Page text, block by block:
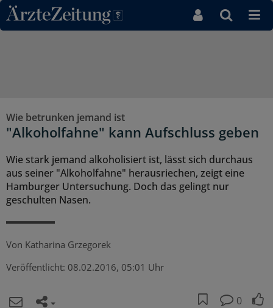
Direkt zum Inhaltsbereich
Wie betrunken jemand ist
"Alkoholfahne" kann Aufschluss geben
Wie stark jemand alkoholisiert ist, lässt sich durchaus
aus seiner "Alkoholfahne" herausriechen, zeigt eine
Hamburger Untersuchung. Doch das gelingt nur
geschulten Nasen.
Von Katharina Grzegorek
Veröffentlicht: 08.02.2016, 05:01 Uhr
0